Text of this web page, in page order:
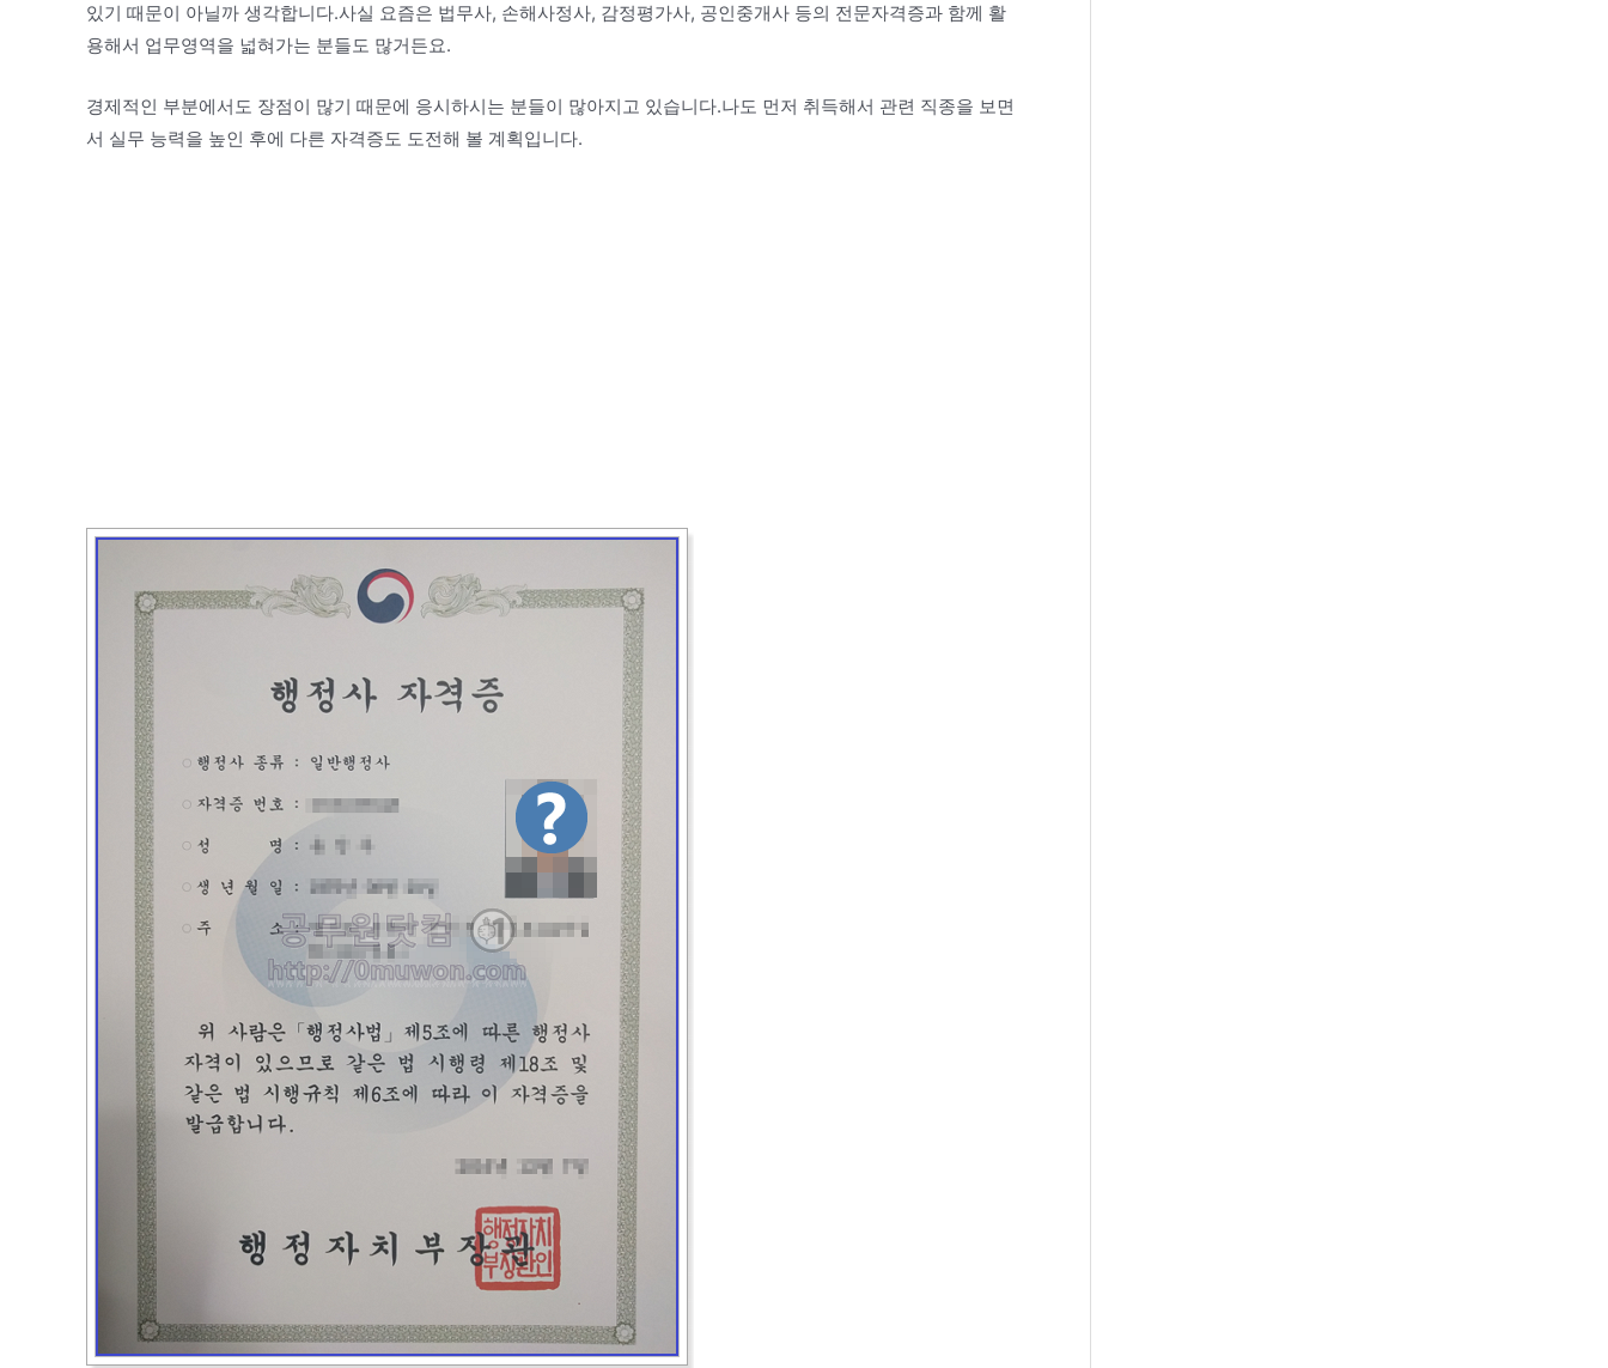
있기 때문이 아닐까 생각합니다.사실 요즘은 법무사, 손해사정사, 감정평가사, 공인중개사 등의 전문자격증과 함께 활
용해서 업무영역을 넓혀가는 분들도 많거든요.
경제적인 부분에서도 장점이 많기 때문에 응시하시는 분들이 많아지고 있습니다.나도 먼저 취득해서 관련 직종을 보면
서 실무 능력을 높인 후에 다른 자격증도 도전해 볼 계획입니다.